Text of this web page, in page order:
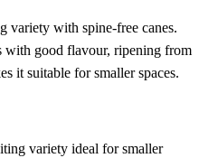
variety with spine-free canes.
with good flavour, ripening from
it suitable for smaller spaces.
variety ideal for smaller